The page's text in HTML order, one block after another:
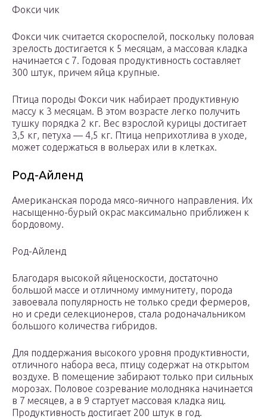
Фокси чик
Фокси чик считается скороспелой, поскольку половая
зрелость достигается к 5 месяцам, а массовая кладка
начинается с 7. Годовая продуктивность составляет
300 штук, причем яйца крупные.
Птица породы Фокси чик набирает продуктивную
массу к 3 месяцам. В этом возрасте легко получить
тушку порядка 2 кг. Вес взрослой курицы достигает
3,5 кг, петуха — 4,5 кг. Птица неприхотлива в уходе,
может содержаться в вольерах или в клетках.
Род-Айленд
Американская порода мясо-яичного направления. Их
насыщенно-бурый окрас максимально приближен к
бордовому.
Род-Айленд
Благодаря высокой яйценоскости, достаточно
большой массе и отличному иммунитету, порода
завоевала популярность не только среди фермеров,
но и среди селекционеров, стала родоначальником
большого количества гибридов.
Для поддержания высокого уровня продуктивности,
отличного набора веса, птицу содержат на открытом
воздухе. В помещение забирают только при сильных
морозах. Половое созревание молодняка начинается
в 7 месяцев, а в 9 стартует массовая кладка яиц.
Продуктивность достигает 200 штук в год.